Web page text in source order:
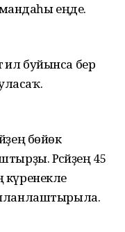
еңде.
буйынса бер
бөйөк
Рәсәйҙең 45
күренекле
планлаштырыла.